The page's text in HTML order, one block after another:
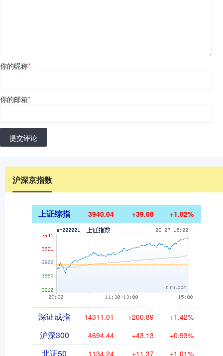
你的昵称*
你的邮箱*
提交评论
沪深京指数
上证综指 3940.04 +39.68 +1.02%
深证成指 14311.01 +200.89 +1.42%
沪深300 4694.44 +43.13 +0.93%
北证50 1134.24 +11.37 +1.01%